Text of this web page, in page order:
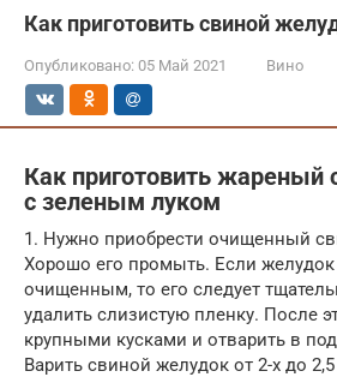
Как приготовить свиной
Опубликовано: 05 Май 2021 Вино
Как приготовить жареный
с зеленым луком
1. Нужно приобрести очищенный
Хорошо его промыть. Если желудок
очищенным, то его следует
удалить слизистую пленку. После
крупными кусками и отварить в
Варить свиной желудок от 2-х до